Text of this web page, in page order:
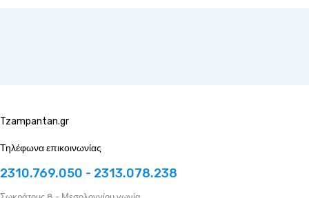
Tzampantan.gr
Τηλέφωνα επικοινωνίας
2310.769.050 - 2313.078.238